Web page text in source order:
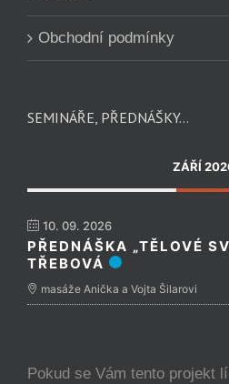
Obchodní podmínky
SEMINÁŘE, PŘEDNÁŠKY…
ZÁŘÍ
10. 09. 2026
PŘEDNÁŠKA „TĚLOVÉ
TŘEBOVÁ
masáže Anička a Vojta Šilarovi
Pokud se Vám tento projekt